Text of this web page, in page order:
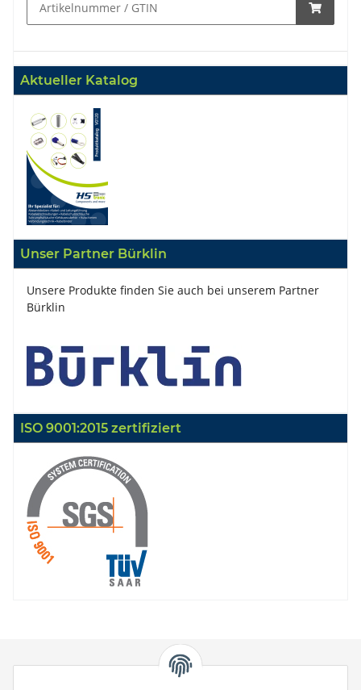
Aktueller Katalog
Unser Partner Bürklin
Unsere Produkte finden Sie auch bei unserem Partner
Bürklin
ISO 9001:2015 zertifiziert